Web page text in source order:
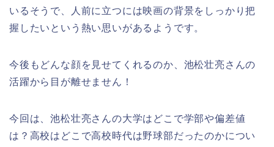
いるそうで、人前に立つには映画の背景をしっかり把
握したいという熱い思いがあるようです。
今後もどんな顔を見せてくれるのか、池松壮亮さんの
活躍から目が離せません！
今回は、池松壮亮さんの大学はどこで学部や偏差値
は？高校はどこで高校時代は野球部だったのかについ